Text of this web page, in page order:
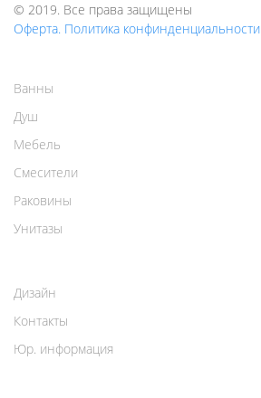
© 2019. Все права защищены
Оферта. Политика конфинденциальности
Ванны
Душ
Мебель
Смесители
Раковины
Унитазы
Дизайн
Контакты
Юр. информация